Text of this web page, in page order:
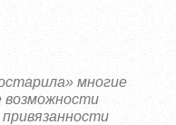
многие
возможности